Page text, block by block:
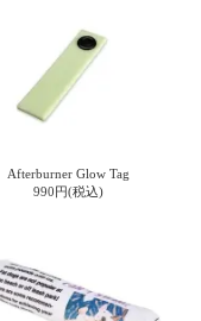
Afterburner Glow Tag
990円(税込)